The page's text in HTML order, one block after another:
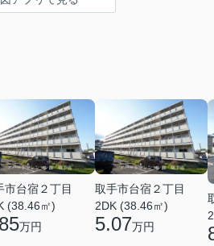
市台宿２丁目
(38.46㎡)
万円
取手市台宿２丁目
2DK (38.46㎡)
5.07万円